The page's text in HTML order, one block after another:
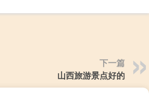
下一篇
山西旅游景点好的